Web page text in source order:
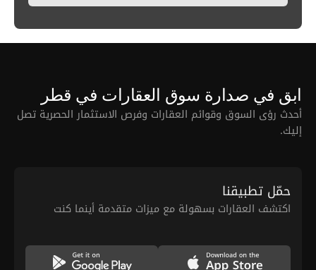
ابق في صدارة سوق العقارات في قطر
أحدث رؤى السوق وقوائم العقارات وفرص الاستثمار الحصرية تصل
إليك.
حمّل تطبيقنا
اكتشف العقارات بسهولة مع ميزات متقدمة أينما كنت